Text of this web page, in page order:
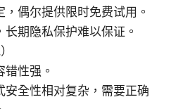
偶尔提供限时免费试用。
期隐私保护难以保证。
性强。
安全性相对复杂，需要正确